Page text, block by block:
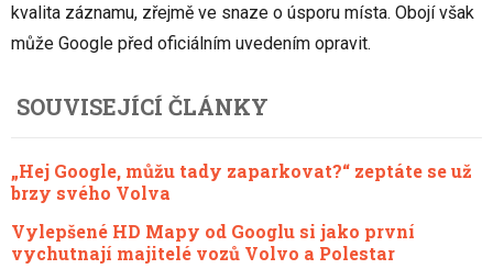
kvalita záznamu, zřejmě ve snaze o úsporu místa. Obojí však
může Google před oficiálním uvedením opravit.
SOUVISEJÍCÍ ČLÁNKY
„Hej Google, můžu tady zaparkovat?“ zeptáte se už
brzy svého Volva
Vylepšené HD Mapy od Googlu si jako první
vychutnají majitelé vozů Volvo a Polestar